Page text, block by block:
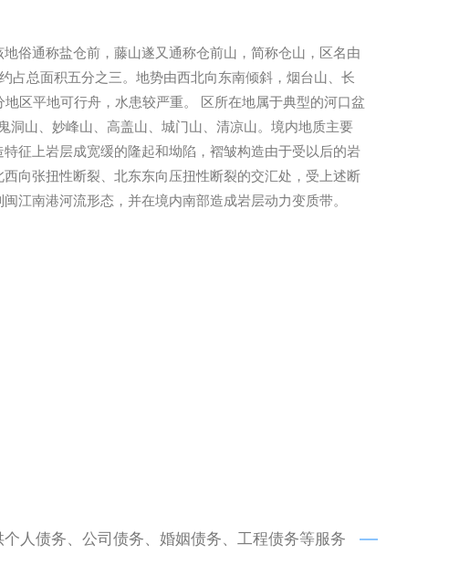
俗通称盐仓前，藤山遂又通称仓前山，简称仓山，区名由
占总面积五分之三。地势由西北向东南倾斜，烟台山、长
区平地可行舟，水患较严重。 区所在地属于典型的河口盆
洞山、妙峰山、高盖山、城门山、清凉山。境内地质主要
征上岩层成宽缓的隆起和坳陷，褶皱构造由于受以后的岩
向张扭性断裂、北东东向压扭性断裂的交汇处，受上述断
江南港河流形态，并在境内南部造成岩层动力变质带。
人债务、公司债务、婚姻债务、工程债务等服务